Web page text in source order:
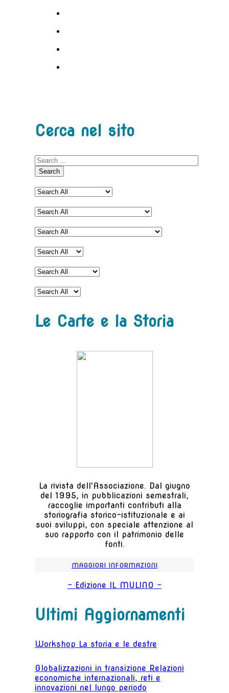
Cerca nel sito
Search
Le Carte e la Storia
La rivista dell'Associazione. Dal giugno
del 1995, in pubblicazioni semestrali,
raccoglie importanti contributi alla
storiografia storico-istituzionale e ai
suoi sviluppi, con speciale attenzione al
suo rapporto con il patrimonio delle
fonti.
MAGGIORI INFORMAZIONI
- Edizione IL MULINO -
Ultimi Aggiornamenti
Workshop La storia e le destre
Globalizzazioni in transizione Relazioni
economiche internazionali, reti e
innovazioni nel lungo periodo